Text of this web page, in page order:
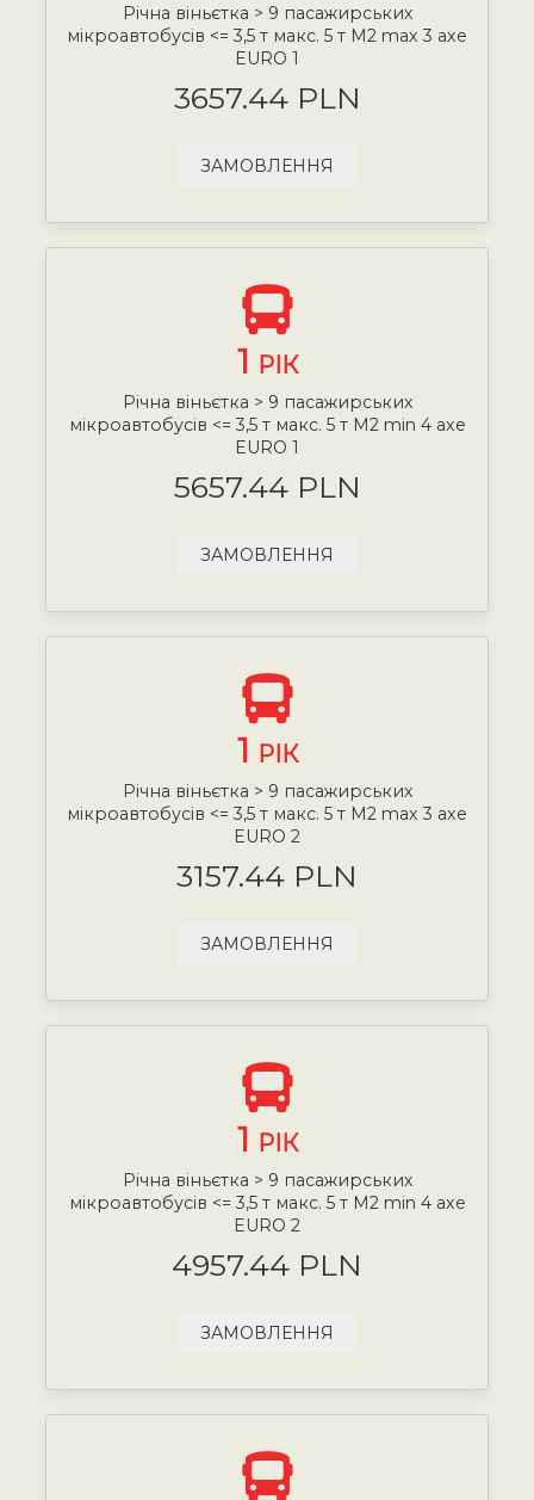
Річна віньєтка > 9 пасажирських
мікроавтобусів <= 3,5 т макс. 5 т М2 max 3 axe
EURO 1
3657.44 PLN
ЗАМОВЛЕННЯ
1 РІК
Річна віньєтка > 9 пасажирських
мікроавтобусів <= 3,5 т макс. 5 т М2 min 4 axe
EURO 1
5657.44 PLN
ЗАМОВЛЕННЯ
1 РІК
Річна віньєтка > 9 пасажирських
мікроавтобусів <= 3,5 т макс. 5 т М2 max 3 axe
EURO 2
3157.44 PLN
ЗАМОВЛЕННЯ
1 РІК
Річна віньєтка > 9 пасажирських
мікроавтобусів <= 3,5 т макс. 5 т М2 min 4 axe
EURO 2
4957.44 PLN
ЗАМОВЛЕННЯ